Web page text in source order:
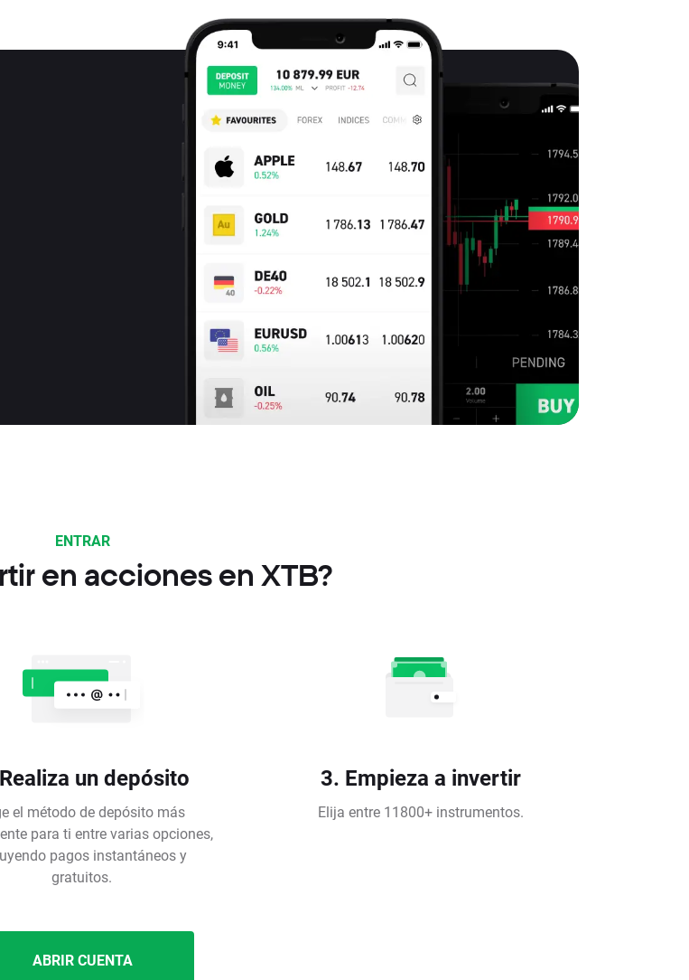
ENTRAR
en acciones en XTB?
un depósito
el método de depósito más
para ti entre varias opciones,
pagos instantáneos y
gratuitos.
3. Empieza a invertir
Elija entre 11800+ instrumentos.
ABRIR CUENTA